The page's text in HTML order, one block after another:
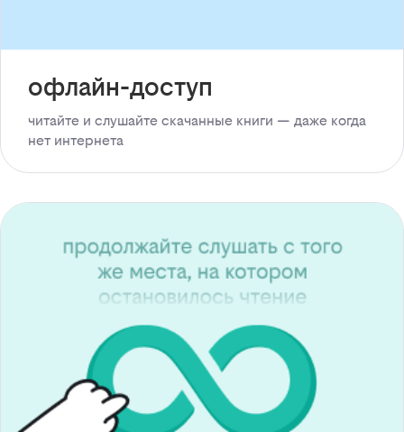
офлайн-доступ
читайте и слушайте скачанные книги — даже когда
нет интернета